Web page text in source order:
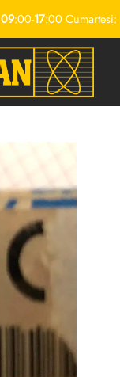
09:00-17:00 Cumartesi: